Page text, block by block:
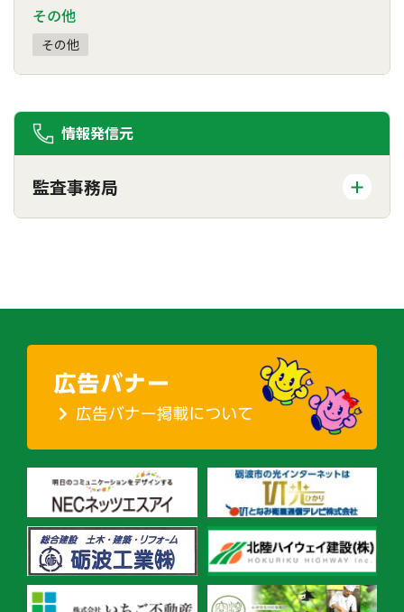
その他
その他
情報発信元
監査事務局